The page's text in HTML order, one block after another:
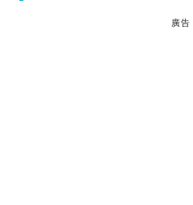
廣告